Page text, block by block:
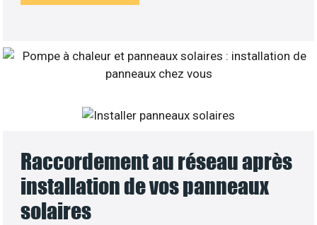
Raccordement au réseau après
installation de vos panneaux
solaires